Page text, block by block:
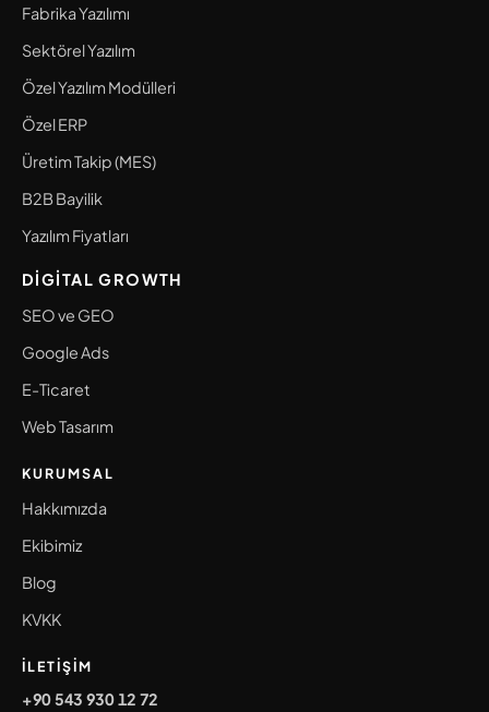
Fabrika Yazılımı
Sektörel Yazılım
Özel Yazılım Modülleri
Özel ERP
Üretim Takip (MES)
B2B Bayilik
Yazılım Fiyatları
DIGITAL GROWTH
SEO ve GEO
Google Ads
E-Ticaret
Web Tasarım
KURUMSAL
Hakkımızda
Ekibimiz
Blog
KVKK
İLETIŞIM
+90 543 930 12 72